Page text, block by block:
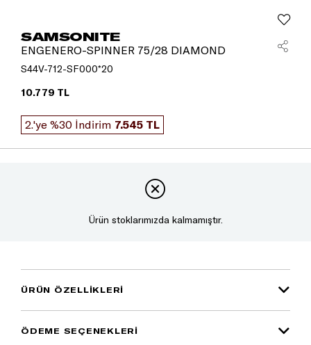
SAMSONITE
ENGENERO-SPINNER 75/28 DIAMOND
S44V-712-SF000*20
10.779 TL
2.'ye %30 İndirim 7.545 TL
Ürün stoklarımızda kalmamıştır.
ÜRÜN ÖZELLIKLERI
ÖDEME SEÇENEKLERI